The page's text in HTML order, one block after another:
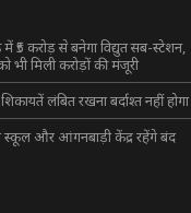
में ₹5 करोड़ से बनेगा विद्युत सब-स्टेशन,
भी मिली करोड़ों की मंजूरी
लंबित रखना बर्दाश्त नहीं होगा
स्कूल और आंगनबाड़ी केंद्र रहेंगे बंद